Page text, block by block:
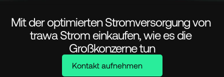
Mit der optimierten Stromversorgung von
trawa Strom einkaufen, wie es die
Großkonzerne tun
Kontakt aufnehmen